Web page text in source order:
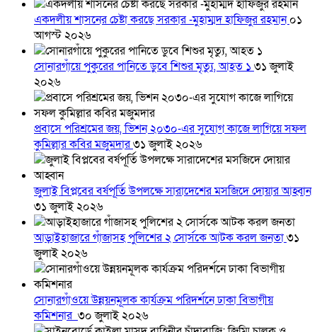
একদলীয় শাসনের চেষ্টা করছে সরকার -মুহাম্মদ হাফিজুর রহমান০১
আগস্ট ২০২৬
সোনারগাঁয়ে পুকুরের পানিতে ডুবে শিশুর মৃত্যু, আহত ১ ৩১ জুলাই
২০২৬
প্রবাসে পরিশ্রমের জয়, ভিশন ২০৩০-এর সুযোগ কাজে লাগিয়ে সফল
কুমিল্লার কবির মজুমদার৩১ জুলাই ২০২৬
জুলাই বিপ্লবের বর্ষপূর্তি উপলক্ষে সারাদেশের মসজিদে দোয়ার আহ্বান
৩১ জুলাই ২০২৬
আড়াইহাজারে গাঁজাসহ পুলিশের ২ সোর্সকে আটক করল জনতা৩১
জুলাই ২০২৬
সোনারগাঁওয়ে উন্নয়নমূলক কার্যক্রম পরিদর্শনে ঢাকা বিভাগীয়
কমিশনার ৩০ জুলাই ২০২৬